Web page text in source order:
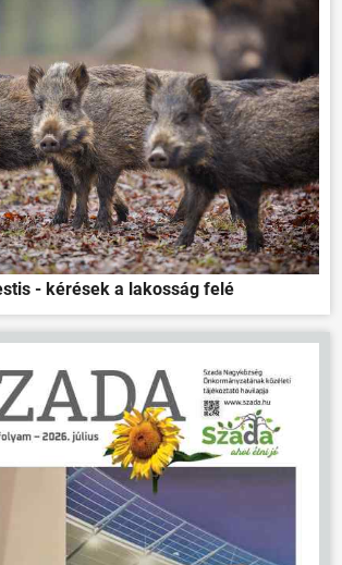
- kérések a lakosság felé